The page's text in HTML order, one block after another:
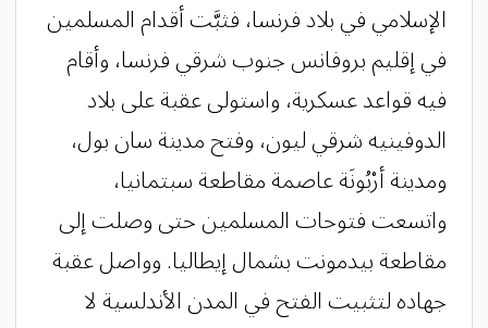
الإسلامي في بلاد فرنسا، فثبَّت أقدام المسلمين
في إقليم بروفانس جنوب شرقي فرنسا، وأقام
فيه قواعد عسكرية، واستولى عقبة على بلاد
الدوفينيه شرقي ليون، وفتح مدينة سان بول،
ومدينة أرْبُونَة عاصمة مقاطعة سبتمانيا،
واتسعت فتوحات المسلمين حتى وصلت إلى
مقاطعة بيدمونت بشمال إيطاليا. وواصل عقبة
جهاده لتثبيت الفتح في المدن الأندلسية لا